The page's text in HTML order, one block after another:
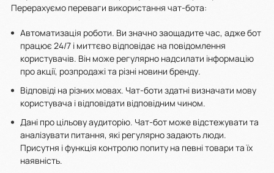
Перерахуємо переваги використання чат-бота:
Автоматизація роботи. Ви значно заощадите час, адже бот
працює 24/7 і миттєво відповідає на повідомлення
користувачів. Він може регулярно надсилати інформацію
про акції, розпродажі та різні новини бренду.
Відповіді на різних мовах. Чат-боти здатні визначати мову
користувача і відповідати відповідним чином.
Дані про цільову аудиторію. Чат-бот може відстежувати та
аналізувати питання, які регулярно задають люди.
Присутня і функція контролю попиту на певні товари та їх
наявність.